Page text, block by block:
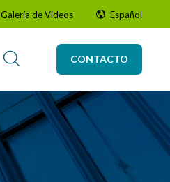
CONTACTO
Galería de Videos Español